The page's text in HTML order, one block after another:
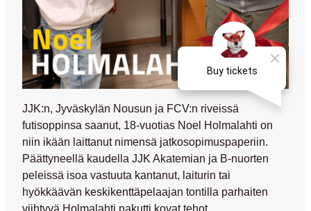
JJK:n, Jyväskylän Nousun ja FCV:n riveissä
futisoppinsa saanut, 18-vuotias Noel Holmalahti on
niin ikään laittanut nimensä jatkosopimuspaperiin.
Päättyneellä kaudella JJK Akatemian ja B-nuorten
peleissä isoa vastuuta kantanut, laiturin tai
hyökkäävän keskikenttäpelaajan tontilla parhaiten